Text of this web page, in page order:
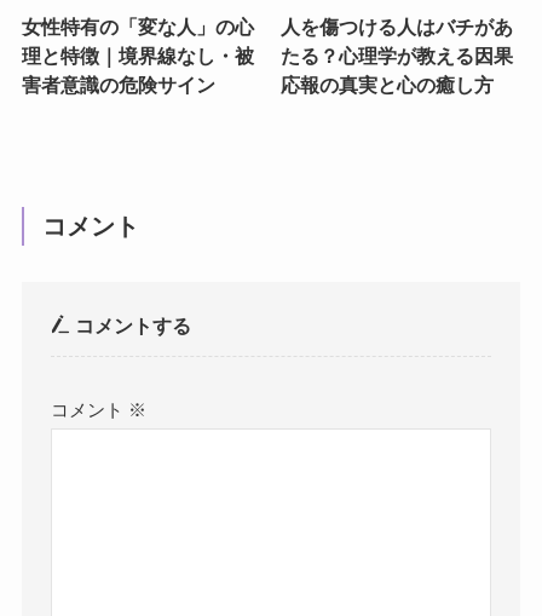
女性特有の「変な人」の心
理と特徴｜境界線なし・被
害者意識の危険サイン
人を傷つける人はバチがあ
たる？心理学が教える因果
応報の真実と心の癒し方
コメント
コメントする
コメント ※